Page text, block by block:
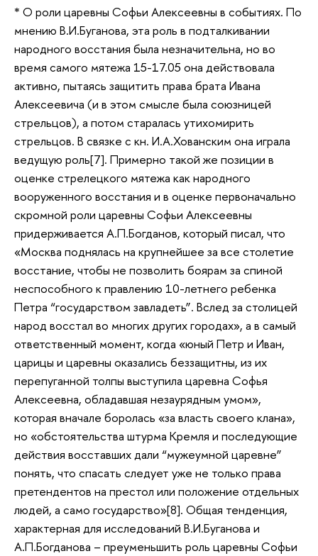
* О роли царевны Софьи Алексеевны в событиях. По
мнению В.И.Буганова, эта роль в подталкивании
народного восстания была незначительна, но во
время самого мятежа 15-17.05 она действовала
активно, пытаясь защитить права брата Ивана
Алексеевича (и в этом смысле была союзницей
стрельцов), а потом старалась утихомирить
стрельцов. В связке с кн. И.А.Хованским она играла
ведущую роль[7]. Примерно такой же позиции в
оценке стрелецкого мятежа как народного
вооруженного восстания и в оценке первоначально
скромной роли царевны Софьи Алексеевны
придерживается А.П.Богданов, который писал, что
«Москва поднялась на крупнейшее за все столетие
восстание, чтобы не позволить боярам за спиной
неспособного к правлению 10-летнего ребенка
Петра “государством завладеть”. Вслед за столицей
народ восстал во многих других городах», а в самый
ответственный момент, когда «юный Петр и Иван,
царицы и царевны оказались беззащитны, из их
перепуганной толпы выступила царевна Софья
Алексеевна, обладавшая незаурядным умом»,
которая вначале боролась «за власть своего клана»,
но «обстоятельства штурма Кремля и последующие
действия восставших дали “мужеумной царевне”
понять, что спасать следует уже не только права
претендентов на престол или положение отдельных
людей, а само государство»[8]. Общая тенденция,
характерная для исследований В.И.Буганова и
А.П.Богданова – преуменьшить роль царевны Софьи